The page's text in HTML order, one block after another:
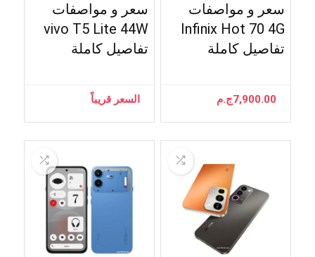
سعر و مواصفات
Infinix Hot 70 4G
تفاصيل كاملة
ج.م7,900.00
سعر و مواصفات
vivo T5 Lite 44W
تفاصيل كاملة
السعر قريباً